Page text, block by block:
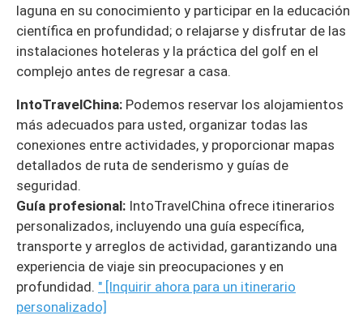
laguna en su conocimiento y participar en la educación
científica en profundidad; o relajarse y disfrutar de las
instalaciones hoteleras y la práctica del golf en el
complejo antes de regresar a casa.
IntoTravelChina: Podemos reservar los alojamientos
más adecuados para usted, organizar todas las
conexiones entre actividades, y proporcionar mapas
detallados de ruta de senderismo y guías de
seguridad.
Guía profesional: IntoTravelChina ofrece itinerarios
personalizados, incluyendo una guía específica,
transporte y arreglos de actividad, garantizando una
experiencia de viaje sin preocupaciones y en
profundidad. " [Inquirir ahora para un itinerario
personalizado]